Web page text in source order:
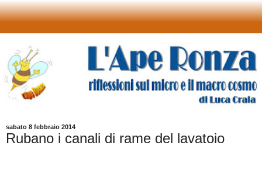
sabato 8 febbraio 2014
Rubano i canali di rame del lavatoio